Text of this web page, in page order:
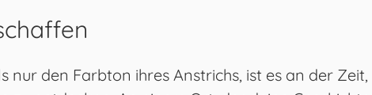
den Farbton ihres Anstrichs, ist es an der Zeit,